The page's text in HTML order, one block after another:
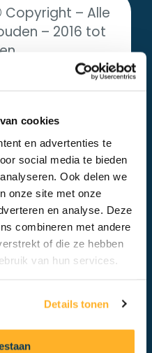
cookies
en advertenties te
social media te bieden
Ook delen we
onze site met onze
en analyse. Deze
combineren met andere
of die ze hebben
van hun services.
Details tonen
– Alle
– 2016 tot
mag worden
in enige
wijze, hetzij
door
of op enige
zonder
schriftelijke
de uitgever.
belang. Jouw